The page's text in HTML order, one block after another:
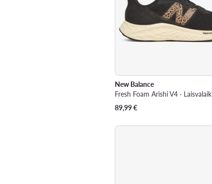
New Balance
Fresh Foam Arishi V4 ·
89,99€